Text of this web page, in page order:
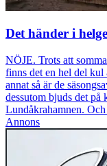
Det händer i
NÖJE. Trots att
finns det en hel del kul
annat så är de
dessutom bjuds det på
Lundåkrahamnen.
Annons